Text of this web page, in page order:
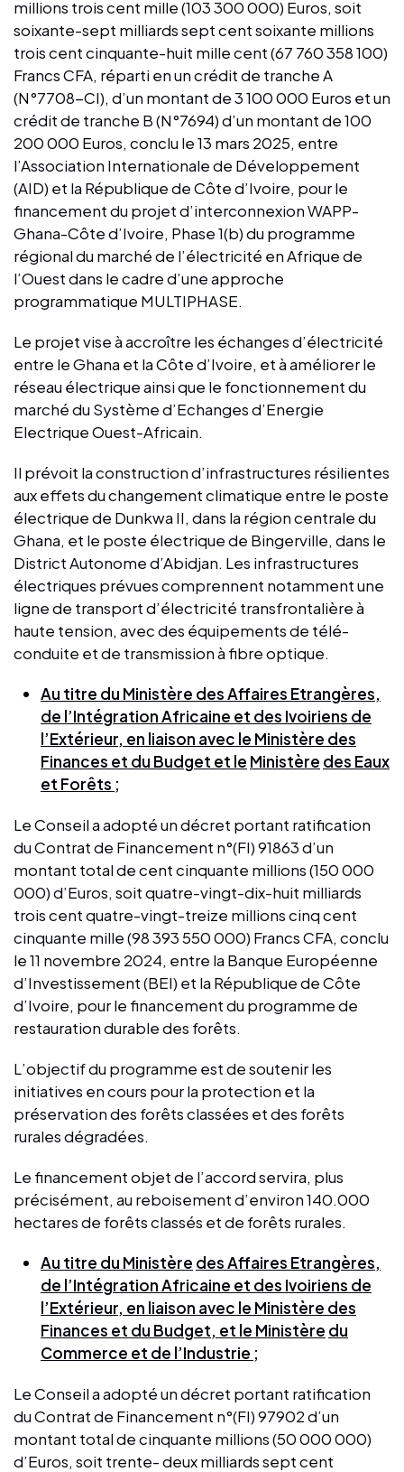
millions trois cent mille (103 300 000) Euros, soit
soixante-sept milliards sept cent soixante millions
trois cent cinquante-huit mille cent (67 760 358 100)
Francs CFA, réparti en un crédit de tranche A
(N°7708-CI), d’un montant de 3 100 000 Euros et un
crédit de tranche B (N°7694) d’un montant de 100
200 000 Euros, conclu le 13 mars 2025, entre
l’Association Internationale de Développement
(AID) et la République de Côte d’Ivoire, pour le
financement du projet d’interconnexion WAPP-
Ghana-Côte d’Ivoire, Phase 1(b) du programme
régional du marché de l’électricité en Afrique de
l’Ouest dans le cadre d’une approche
programmatique MULTIPHASE.
Le projet vise à accroître les échanges d’électricité
entre le Ghana et la Côte d’Ivoire, et à améliorer le
réseau électrique ainsi que le fonctionnement du
marché du Système d’Echanges d’Energie
Electrique Ouest-Africain.
Il prévoit la construction d’infrastructures résilientes
aux effets du changement climatique entre le poste
électrique de Dunkwa II, dans la région centrale du
Ghana, et le poste électrique de Bingerville, dans le
District Autonome d’Abidjan. Les infrastructures
électriques prévues comprennent notamment une
ligne de transport d’électricité transfrontalière à
haute tension, avec des équipements de télé-
conduite et de transmission à fibre optique.
Au titre du Ministère des Affaires Etrangères,
de l’Intégration Africaine et des Ivoiriens de
l’Extérieur, en liaison avec le Ministère des
Finances et du Budget et le Ministère des Eaux
et Forêts ;
Le Conseil a adopté un décret portant ratification
du Contrat de Financement n°(FI) 91863 d’un
montant total de cent cinquante millions (150 000
000) d’Euros, soit quatre-vingt-dix-huit milliards
trois cent quatre-vingt-treize millions cinq cent
cinquante mille (98 393 550 000) Francs CFA, conclu
le 11 novembre 2024, entre la Banque Européenne
d’Investissement (BEI) et la République de Côte
d’Ivoire, pour le financement du programme de
restauration durable des forêts.
L’objectif du programme est de soutenir les
initiatives en cours pour la protection et la
préservation des forêts classées et des forêts
rurales dégradées.
Le financement objet de l’accord servira, plus
précisément, au reboisement d’environ 140.000
hectares de forêts classés et de forêts rurales.
Au titre du Ministère des Affaires Etrangères,
de l’Intégration Africaine et des Ivoiriens de
l’Extérieur, en liaison avec le Ministère des
Finances et du Budget, et le Ministère du
Commerce et de l’Industrie ;
Le Conseil a adopté un décret portant ratification
du Contrat de Financement n°(FI) 97902 d’un
montant total de cinquante millions (50 000 000)
d’Euros, soit trente- deux milliards sept cent